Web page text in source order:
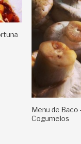
Menu de Baco
Cogumelos